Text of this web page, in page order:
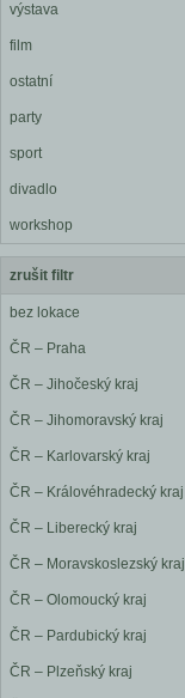
výstava
film
ostatní
party
sport
divadlo
workshop
zrušit filtr
bez lokace
ČR – Praha
ČR – Jihočeský kraj
ČR – Jihomoravský kraj
ČR – Karlovarský kraj
ČR – Královéhradecký kraj
ČR – Liberecký kraj
ČR – Moravskoslezský kraj
ČR – Olomoucký kraj
ČR – Pardubický kraj
ČR – Plzeňský kraj